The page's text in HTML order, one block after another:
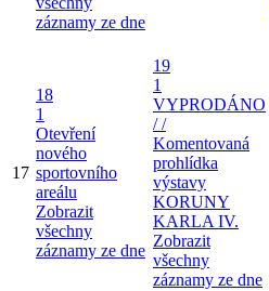
záznamy ze dne
17
18
1
Otevření
nového
sportovního
areálu
Zobrazit
všechny
záznamy ze dne
19
1
VYPRODÁNO
/ /
Komentovaná
prohlídka
výstavy
KORUNY
KARLA IV.
Zobrazit
všechny
záznamy ze dne